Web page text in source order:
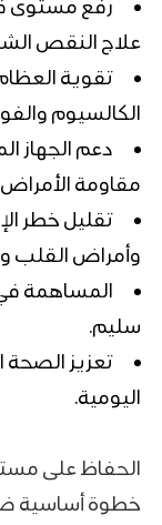
رفع مستوى
علاج النقص
تقوية
الكالسيوم
دعم الجهاز
مقاومة الأمراض
تقليل خطر
وأمراض القلب
المساهمة
سليم.
تعزيز
اليومية.
خطوة أساسية